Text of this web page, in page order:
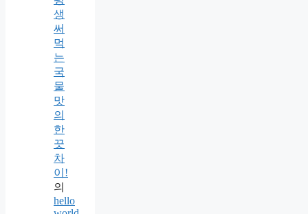
생
써
먹
는
국
물
맛
의
한
끗
차
이!
의
hello